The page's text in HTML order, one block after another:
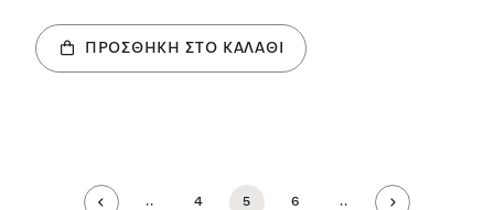
ΠΡΟΣΘΉΚΗ ΣΤΟ ΚΑΛΆΘΙ
.. 4 5 6 ..